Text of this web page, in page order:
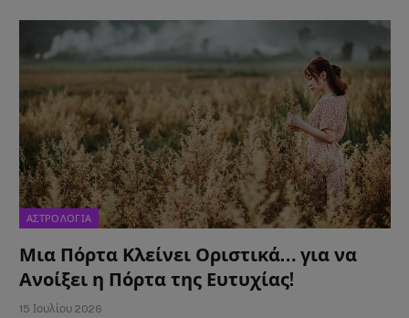
ΑΣΤΡΟΛΟΓΙΑ
Μια Πόρτα Κλείνει Οριστικά… για να
Ανοίξει η Πόρτα της Ευτυχίας!
15 Ιουλίου 2026